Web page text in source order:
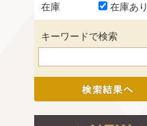
在庫 在庫あり
キーワードで検索